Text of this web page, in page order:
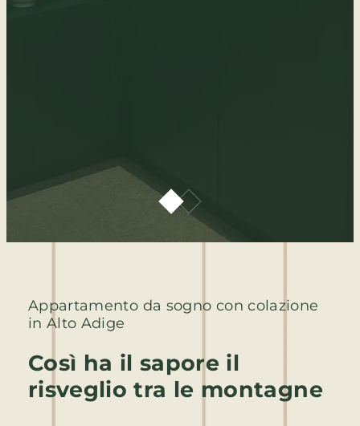
Appartamento da sogno con colazione
in Alto Adige
Così ha il sapore il
risveglio tra le montagne